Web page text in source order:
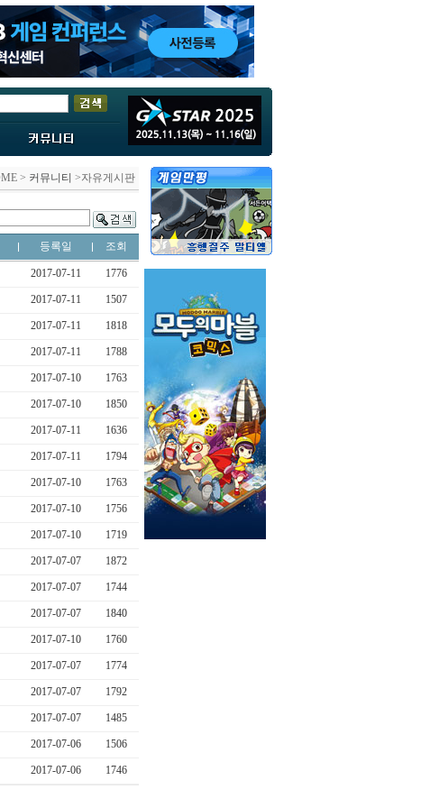
> 커뮤니티 >자유게시판
등록일 조회
2017-07-11 1776
2017-07-11 1507
2017-07-11 1818
2017-07-11 1788
2017-07-10 1763
2017-07-10 1850
2017-07-11 1636
2017-07-11 1794
2017-07-10 1763
2017-07-10 1756
2017-07-10 1719
2017-07-07 1872
2017-07-07 1744
2017-07-07 1840
2017-07-10 1760
2017-07-07 1774
2017-07-07 1792
2017-07-07 1485
2017-07-06 1506
2017-07-06 1746